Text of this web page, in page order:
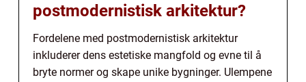
postmodernistisk arkitektur?
Fordelene med postmodernistisk arkitektur
inkluderer dens estetiske mangfold og evne til å
bryte normer og skape unike bygninger. Ulempene